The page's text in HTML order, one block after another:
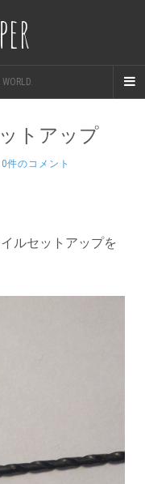
トアップ
0件のコメント
ルセットアップを